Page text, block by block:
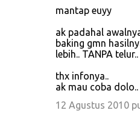
mantap euyy
ak padahal
baking gmn
lebih.. TANPA
thx infonya..
ak mau coba dolo..
12 Agustus 2010